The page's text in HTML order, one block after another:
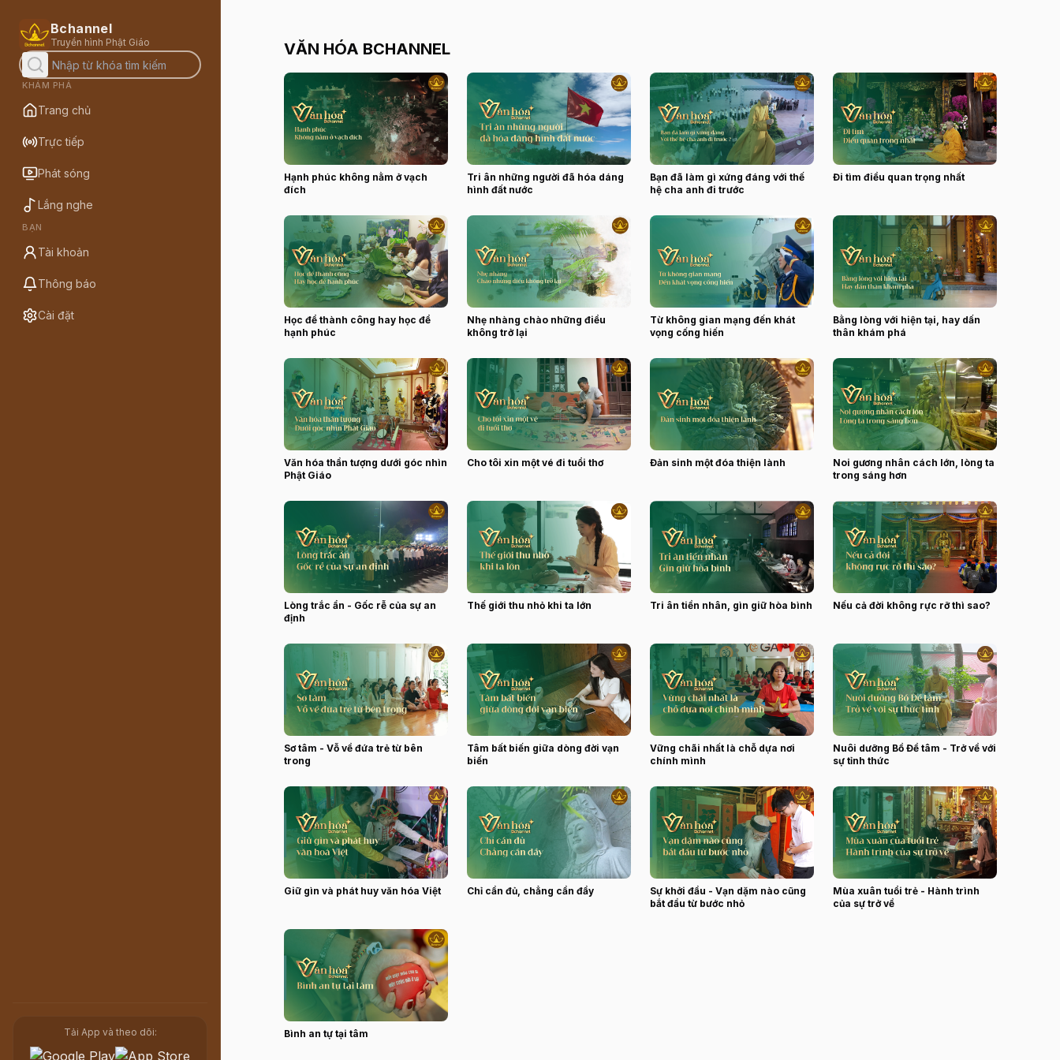
Bchannel
Truyền hình Phật Giáo
KHÁM PHÁ
Trang chủ
Trực tiếp
Phát sóng
Lắng nghe
BẠN
Tài khoản
Thông báo
Cài đặt
Tải App và theo dõi:
VĂN HÓA BCHANNEL
Hạnh phúc không nằm ở vạch
đích
Tri ân những người đã hóa dáng
hình đất nước
Bạn đã làm gì xứng đáng với thế
hệ cha anh đi trước
Đi tìm điều quan trọng nhất
Học để thành công hay học để
hạnh phúc
Nhẹ nhàng chào những điều
không trở lại
Từ không gian mạng đến khát
vọng cống hiến
Bằng lòng với hiện tại, hay dấn
thân khám phá
Văn hóa thần tượng dưới góc nhìn
Phật Giáo
Cho tôi xin một vé đi tuổi thơ Đản sinh một đóa thiện lành
Noi gương nhân cách lớn, lòng ta
trong sáng hơn
Lòng trắc ẩn - Gốc rễ của sự an
định
Thế giới thu nhỏ khi ta lớn Tri ân tiền nhân, gìn giữ hòa bình Nếu cả đời không rực rỡ thì sao?
Sơ tâm - Vỗ về đứa trẻ từ bên
trong
Tâm bất biến giữa dòng đời vạn
biến
Vững chãi nhất là chỗ dựa nơi
chính mình
Nuôi dưỡng Bồ Đề tâm - Trở về với
sự tỉnh thức
Giữ gìn và phát huy văn hóa Việt Chỉ cần đủ, chẳng cần đầy
Sự khởi đầu - Vạn dặm nào cũng
bắt đầu từ bước nhỏ
Mùa xuân tuổi trẻ - Hành trình
của sự trở về
Bình an tự tại tâm